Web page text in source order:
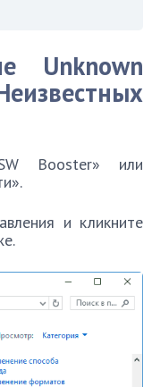
Unknown
Booster» или
и кликните